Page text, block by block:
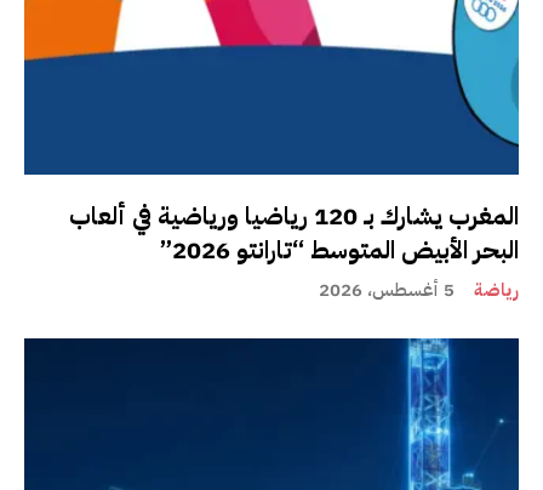
المغرب يشارك بـ 120 رياضيا ورياضية في ألعاب
البحر الأبيض المتوسط “تارانتو 2026”
رياضة 5 أغسطس، 2026